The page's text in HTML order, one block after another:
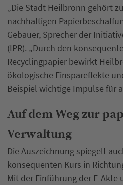
„Die Stadt Heilbronn gehört
nachhaltigen
Gebauer, Sprecher der
(IPR). „Durch den
Recyclingpapier bewirkt
ökologische Einspareffekte
Beispiel wichtige Impulse für
Auf dem Weg zur
Verwaltung
Die Auszeichnung spiegelt
konsequenten Kurs in
Mit der Einführung der E-Akte